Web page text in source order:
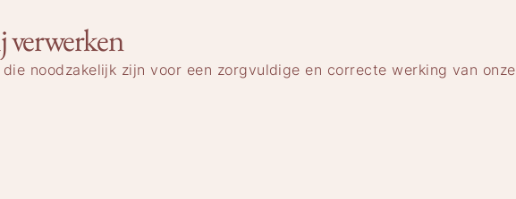
verwerken
noodzakelijk zijn voor een zorgvuldige en correcte werking van onze